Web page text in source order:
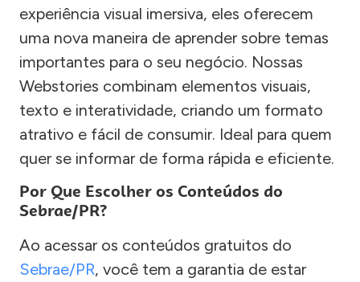
experiência visual imersiva, eles oferecem
uma nova maneira de aprender sobre temas
importantes para o seu negócio. Nossas
Webstories combinam elementos visuais,
texto e interatividade, criando um formato
atrativo e fácil de consumir. Ideal para quem
quer se informar de forma rápida e eficiente.
Por Que Escolher os Conteúdos do
Sebrae/PR?
Ao acessar os conteúdos gratuitos do
Sebrae/PR, você tem a garantia de estar